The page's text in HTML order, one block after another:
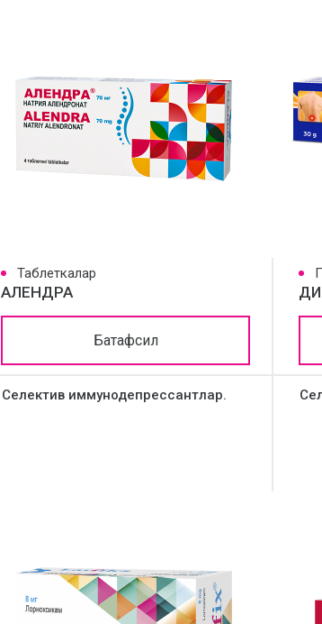
Таблеткалар
АЛЕНДРА
Батафсил
Селектив иммунодепрессантлар.